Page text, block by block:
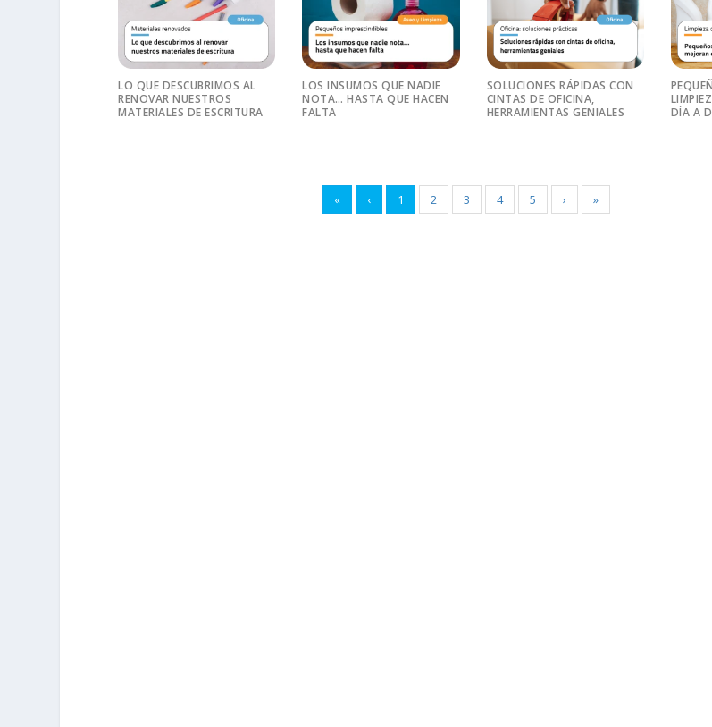
LO QUE DESCUBRIMOS AL
RENOVAR NUESTROS
MATERIALES DE ESCRITURA
LOS INSUMOS QUE NADIE
NOTA… HASTA QUE HACEN
FALTA
SOLUCIONES RÁPIDAS CON
CINTAS DE OFICINA,
HERRAMIENTAS GENIALES
DÍA A
« ‹ 1 2 3 4 5 › »